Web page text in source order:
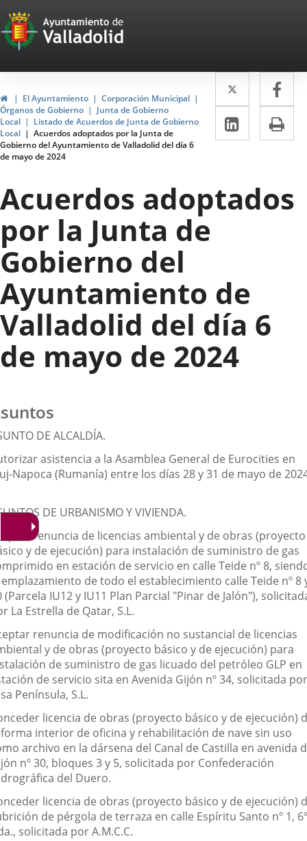
Portal
Web
del
Ayuntamiento
de
Valladolid
HomeEl Ayuntamiento
Corporación Municipal
Órganos de Gobierno
Junta de Gobierno
Local
Listado de Acuerdos de Junta de Gobierno
Local
Acuerdos adoptados por la Junta de
Gobierno del Ayuntamiento de Valladolid del día 6
de mayo de 2024
Twitter
Enlace
a
una
a
Linkedin
Enlace
a
externa.
Acuerdos adoptados
por la Junta de
Gobierno del
Ayuntamiento de
Valladolid del día 6
de mayo de 2024
DE ALCALDÍA.
asistencia a la Asamblea General de Eurocities en
Napoca (Rumanía) entre los días 28 y 31 de mayo de
DE URBANISMO Y VIVIENDA.
renuncia de licencias ambiental y de obras (proyecto
y de ejecución) para instalación de suministro de gas
en estación de servicio en calle Teide nº 8,
de todo el establecimiento calle Teide nº 8
(Parcela IU12 y IU11 Plan Parcial "Pinar de Jalón"),
La Estrella de Qatar, S.L.
renuncia de modificación no sustancial de licencias
y de obras (proyecto básico y de ejecución) para
de suministro de gas licuado del petróleo GLP en
de servicio sita en Avenida Gijón nº 34, solicitada por
Península, S.L.
licencia de obras (proyecto básico y de ejecución)
interior de oficina y rehabilitación de nave sin uso
archivo en la dársena del Canal de Castilla en avenida
nº 30, bloques 3 y 5, solicitada por Confederación
del Duero.
licencia de obras (proyecto básico y de ejecución)
de pérgola de terraza en calle Espíritu Santo nº 1, 6º
solicitada por A.M.C.C.